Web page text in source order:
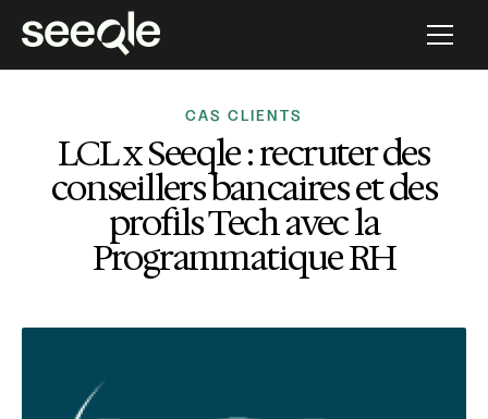
CAS CLIENTS
LCL x Seeqle : recruter des
conseillers bancaires et des
profils Tech avec la
Programmatique RH